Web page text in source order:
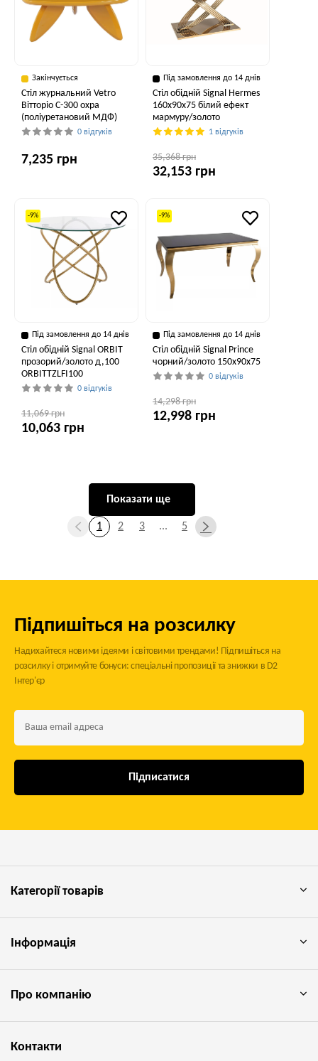
Закінчується
Стіл журнальний Vetro
Вітторіо C-300 охра
(поліуретановий МДФ)
0 відгуків
7,235 грн
Під замовлення до 14 днів
Стіл обідній Signal Hermes
160x90x75 білий ефект
мармуру/золото
1 відгуків
35,368 грн
32,153 грн
-9%
Під замовлення до 14 днів
Стіл обідній Signal ORBIT
прозорий/золото д,100
ORBITTZLFI100
0 відгуків
11,069 грн
10,063 грн
-9%
Під замовлення до 14 днів
Стіл обідній Signal Prince
чорний/золото 150x90x75
0 відгуків
14,298 грн
12,998 грн
Показати ще
1 2 3 ... 5
Підпишіться на розсилку
Надихайтеся новими ідеями і світовими трендами! Підпишіться на
розсилку і отримуйте бонуси: спеціальні пропозиції та знижки в D2
Інтер'єр
Підписатися
Категорії товарів
Інформація
Про компанію
Контакти